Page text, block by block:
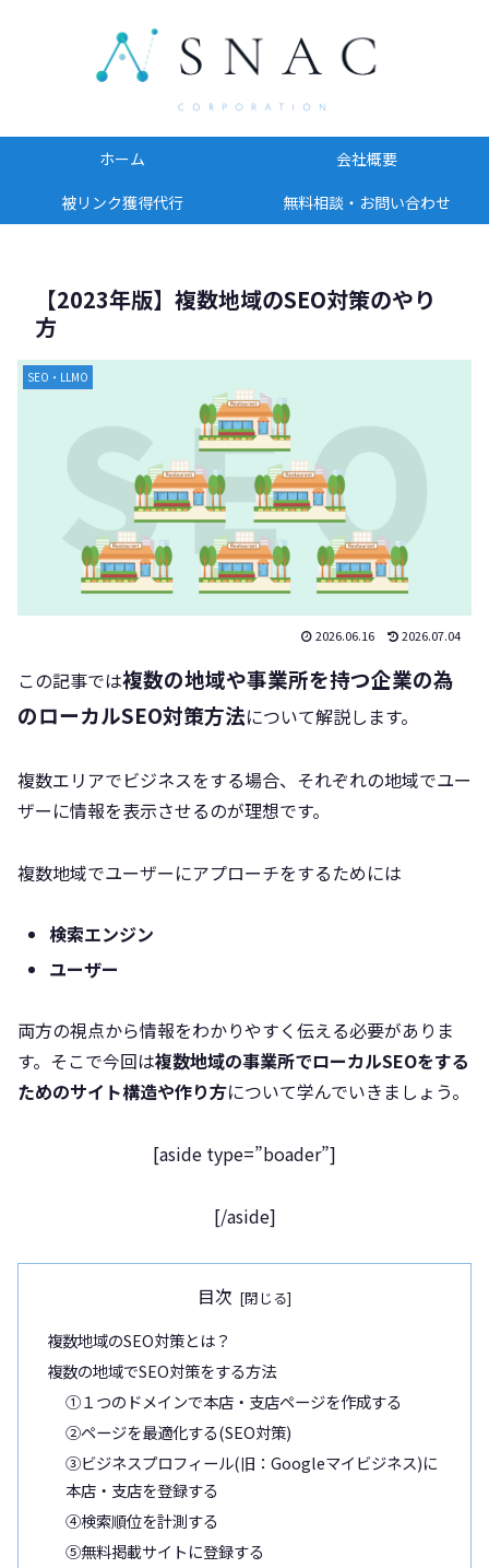
ホーム
会社概要
被リンク獲得代行
無料相談・お問い合わせ
【2023年版】複数地域のSEO対策のやり
方
SEO・LLMO
2026.06.16 2026.07.04
この記事では複数の地域や事業所を持つ企業の為
のローカルSEO対策方法について解説します。
複数エリアでビジネスをする場合、それぞれの地域でユー
ザーに情報を表示させるのが理想です。
複数地域でユーザーにアプローチをするためには
検索エンジン
ユーザー
両方の視点から情報をわかりやすく伝える必要がありま
す。そこで今回は複数地域の事業所でローカルSEOをする
ためのサイト構造や作り方について学んでいきましょう。
[aside type=”boader”]
[/aside]
目次
複数地域のSEO対策とは？
複数の地域でSEO対策をする方法
①１つのドメインで本店・支店ページを作成する
②ページを最適化する(SEO対策)
③ビジネスプロフィール(旧：Googleマイビジネス)に
本店・支店を登録する
④検索順位を計測する
⑤無料掲載サイトに登録する